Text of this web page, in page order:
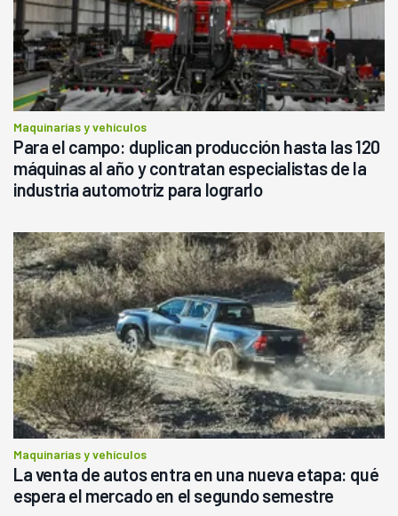
Maquinarias y vehículos
Para el campo: duplican producción hasta las 120
máquinas al año y contratan especialistas de la
industria automotriz para lograrlo
Maquinarias y vehículos
La venta de autos entra en una nueva etapa: qué
espera el mercado en el segundo semestre